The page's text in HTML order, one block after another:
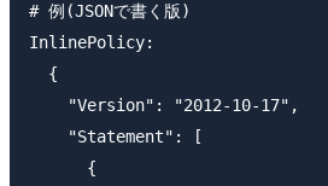
# 例(JSONで書く版)
InlinePolicy:
  {
    "Version": "2012-10-17",
    "Statement": [
      {